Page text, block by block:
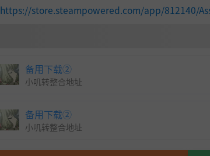
https://store.steampowered.com/app/812140/
备用下载②
小叽转整合地址
备用下载②
小叽转整合地址